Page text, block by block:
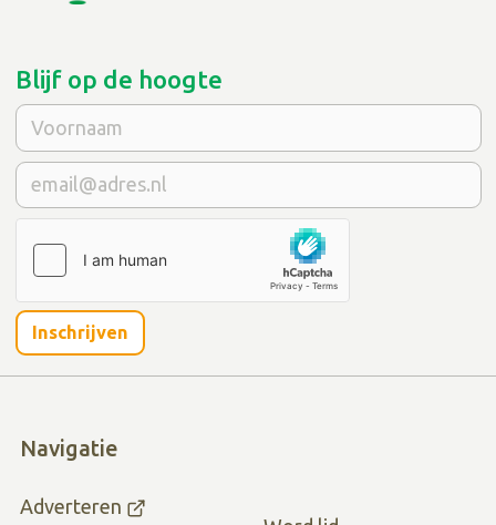
Navigatie
Adverteren
Blijf op de hoogte
Inschrijven